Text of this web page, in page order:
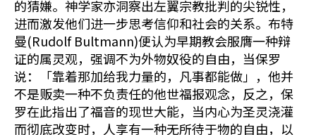
的猜嫌。神学家亦洞察出左翼宗教批判的尖锐性，
进而激发他们进一步思考信仰和社会的关系。布特
曼(Rudolf Bultmann)便认为早期教会服膺一种辩
证的属灵观，强调不为外物奴役的自由，当保罗
说：「靠着那加给我力量的，凡事都能做」，他并
不是贩卖一种不负责任的他世福报观念，反之，保
罗在此指出了福音的现世大能，当内心为圣灵浇灌
而彻底改变时，人享有一种无所待于物的自由，以